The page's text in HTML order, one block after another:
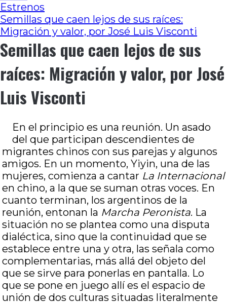
contenido
Estrenos
Semillas que caen lejos de sus raíces:
Migración y valor, por José Luis Visconti
Semillas que caen lejos de sus
raíces: Migración y valor, por José
Luis Visconti
En el principio es una reunión. Un asado
del que participan descendientes de
migrantes chinos con sus parejas y algunos
amigos. En un momento, Yiyin, una de las
mujeres, comienza a cantar La Internacional
en chino, a la que se suman otras voces. En
cuanto terminan, los argentinos de la
reunión, entonan la Marcha Peronista. La
situación no se plantea como una disputa
dialéctica, sino que la continuidad que se
establece entre una y otra, las señala como
complementarias, más allá del objeto del
que se sirve para ponerlas en pantalla. Lo
que se pone en juego allí es el espacio de
unión de dos culturas situadas literalmente